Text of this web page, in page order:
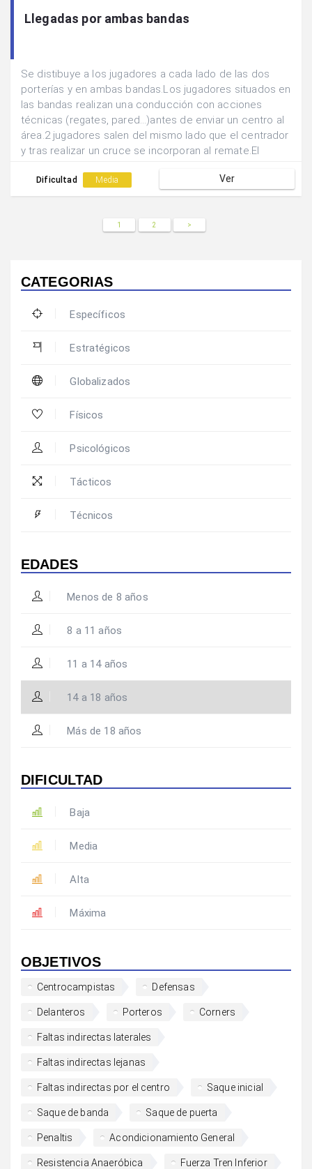
Llegadas por ambas bandas
Se distibuye a los jugadores a cada lado de las dos
porterías y en ambas bandas.Los jugadores situados en
las bandas realizan una conducción con acciones
técnicas (regates, pared...)antes de enviar un centro al
área.2 jugadores salen del mismo lado que el centrador
y tras realizar un cruce se incorporan al remate.El
servirá de apoyo para realizar una paredo por banda.
Dificultad Media Ver
1 2 >
CATEGORIAS
Específicos
Estratégicos
Globalizados
Físicos
Psicológicos
Tácticos
Técnicos
EDADES
Menos de 8 años
8 a 11 años
11 a 14 años
14 a 18 años
Más de 18 años
DIFICULTAD
Baja
Media
Alta
Máxima
OBJETIVOS
Centrocampistas Defensas
Delanteros Porteros Corners
Faltas indirectas laterales
Faltas indirectas lejanas
Faltas indirectas por el centro Saque inicial
Saque de banda Saque de puerta
Penaltis Acondicionamiento General
Resistencia Anaeróbica Fuerza Tren Inferior